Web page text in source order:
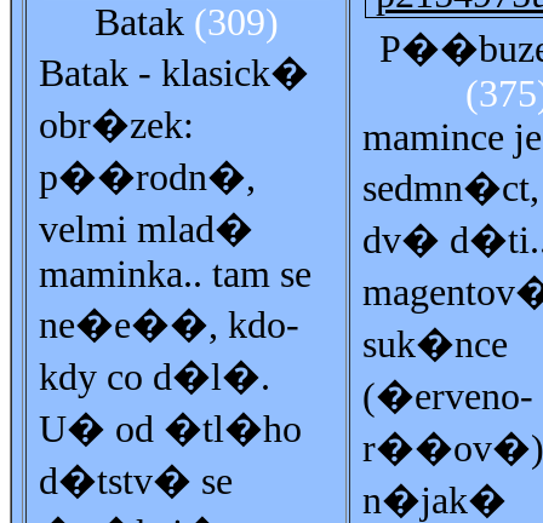
Batak(309)
Batak - klasick�
obr�zek:
p��rodn�,
velmi mlad�
maminka.. tam se
ne�e��, kdo-
kdy co d�l�.
U� od �tl�ho
d�tstv� se
mamince je
dv�
suk�nce
(�erveno-
r��ov�)
n�jak�